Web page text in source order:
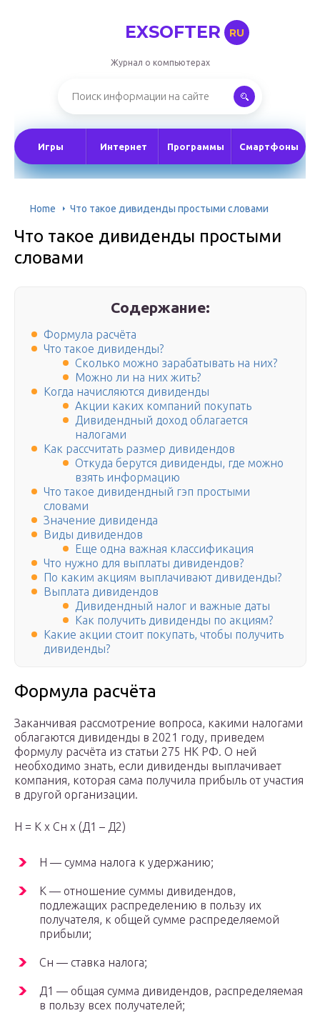
EXSOFTER RU
Журнал о компьютерах
Игры Интернет Программы Смартфоны
Home Что такое дивиденды простыми словами
Что такое дивиденды простыми
словами
Содержание:
Формула расчёта
Что такое дивиденды?
Сколько можно зарабатывать на них?
Можно ли на них жить?
Когда начисляются дивиденды
Акции каких компаний покупать
Дивидендный доход облагается
налогами
Как рассчитать размер дивидендов
Откуда берутся дивиденды, где можно
взять информацию
Что такое дивидендный гэп простыми
словами
Значение дивиденда
Виды дивидендов
Еще одна важная классификация
Что нужно для выплаты дивидендов?
По каким акциям выплачивают дивиденды?
Выплата дивидендов
Дивидендный налог и важные даты
Как получить дивиденды по акциям?
Какие акции стоит покупать, чтобы получить
дивиденды?
Формула расчёта
Заканчивая рассмотрение вопроса, какими налогами
облагаются дивиденды в 2021 году, приведем
формулу расчёта из статьи 275 НК РФ. О ней
необходимо знать, если дивиденды выплачивает
компания, которая сама получила прибыль от участия
в другой организации.
Н = К x Сн x (Д1 – Д2)
Н — сумма налога к удержанию;
К — отношение суммы дивидендов,
подлежащих распределению в пользу их
получателя, к общей сумме распределяемой
прибыли;
Сн — ставка налога;
Д1 — общая сумма дивидендов, распределяемая
в пользу всех получателей;